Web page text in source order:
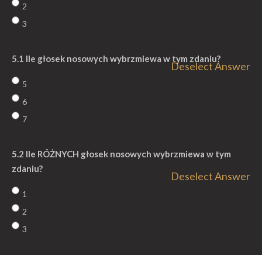
2
3
5.1 Ile głosek nosowych wybrzmiewa w tym zdaniu?
Deselect Answer
5
6
7
5.2 Ile RÓŻNYCH głosek nosowych wybrzmiewa w tym
zdaniu?
Deselect Answer
1
2
3